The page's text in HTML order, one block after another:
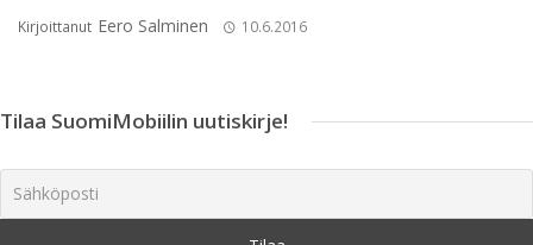
Kirjoittanut Eero Salminen 10.6.2016
Tilaa SuomiMobiilin uutiskirje!